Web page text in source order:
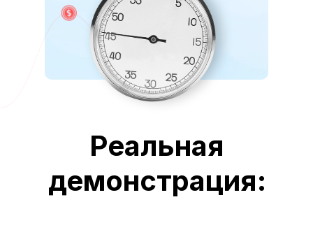
Реальная
демонстрация: